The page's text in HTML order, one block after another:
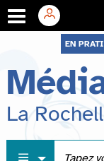
menu
contenu
recherche
EN
La